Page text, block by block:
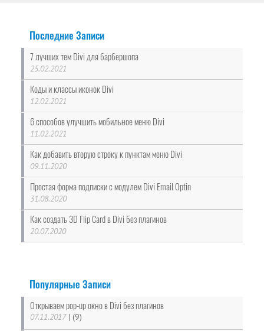
Последние Записи
7 лучших тем Divi для барбершопа
25.02.2021
Коды и классы иконок Divi
12.02.2021
6 способов улучшить мобильное меню Divi
11.02.2021
Как добавить вторую строку к пунктам меню Divi
09.11.2020
Простая форма подписки с модулем Divi Email Optin
31.08.2020
Как создать 3D Flip Card в Divi без плагинов
20.07.2020
Популярные Записи
Открываем pop-up окно в Divi без плагинов
07.11.2017| (9)